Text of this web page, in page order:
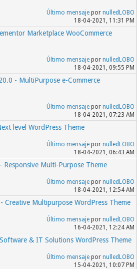
Último mensajepor nulledLOBO
18-04-2021, 11:31 PM
Marketplace WooCommerce
Último mensajepor nulledLOBO
18-04-2021, 09:55 PM
- MultiPurpose e-Commerce
Último mensajepor nulledLOBO
18-04-2021, 07:23 AM
level WordPress Theme
Último mensajepor nulledLOBO
18-04-2021, 06:43 AM
Responsive Multi-Purpose Theme
Último mensajepor nulledLOBO
18-04-2021, 12:54 AM
Creative Multipurpose WordPress Theme
Último mensajepor nulledLOBO
16-04-2021, 12:24 AM
& IT Solutions WordPress Theme
Último mensajepor nulledLOBO
15-04-2021, 10:07 PM